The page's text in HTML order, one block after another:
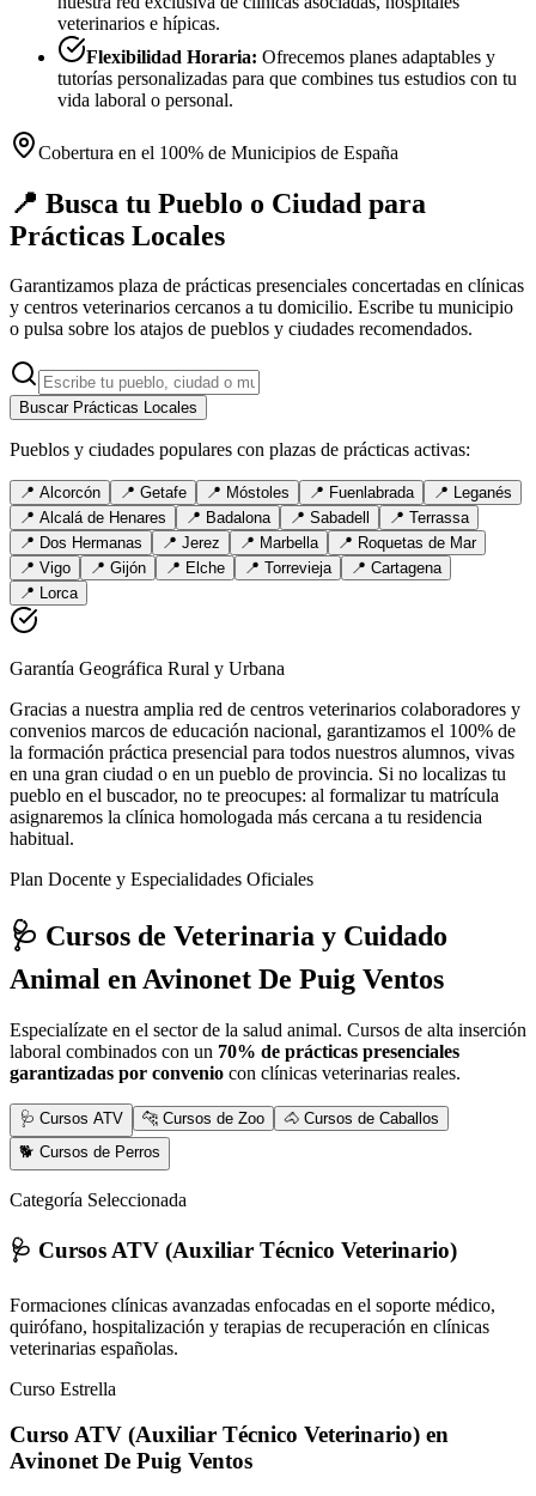
veterinarios e hípicas.
Flexibilidad Horaria: Ofrecemos planes adaptables y
tutorías personalizadas para que combines tus estudios con tu
vida laboral o personal.
Cobertura en el 100% de Municipios de España
📍 Busca tu Pueblo o Ciudad para
Prácticas Locales
Garantizamos plaza de prácticas presenciales concertadas en clínicas
y centros veterinarios cercanos a tu domicilio. Escribe tu municipio
o pulsa sobre los atajos de pueblos y ciudades recomendados.
Buscar Prácticas Locales
Pueblos y ciudades populares con plazas de prácticas activas:
📍 Alcorcón 📍 Getafe 📍 Móstoles 📍 Fuenlabrada 📍 Leganés
📍 Alcalá de Henares 📍 Badalona 📍 Sabadell 📍 Terrassa
📍 Dos Hermanas 📍 Jerez 📍 Marbella 📍 Roquetas de Mar
📍 Vigo 📍 Gijón 📍 Elche 📍 Torrevieja 📍 Cartagena
📍 Lorca
Garantía Geográfica Rural y Urbana
Gracias a nuestra amplia red de centros veterinarios colaboradores y
convenios marcos de educación nacional, garantizamos el 100% de
la formación práctica presencial para todos nuestros alumnos, vivas
en una gran ciudad o en un pueblo de provincia. Si no localizas tu
pueblo en el buscador, no te preocupes: al formalizar tu matrícula
asignaremos la clínica homologada más cercana a tu residencia
habitual.
Plan Docente y Especialidades Oficiales
🩺 Cursos de Veterinaria y Cuidado
Animal en Avinonet De Puig Ventos
Especialízate en el sector de la salud animal. Cursos de alta inserción
laboral combinados con un 70% de prácticas presenciales
garantizadas por convenio con clínicas veterinarias reales.
🩺 Cursos ATV 🐆 Cursos de Zoo
🐴 Cursos de Caballos
🐕 Cursos de Perros
Categoría Seleccionada
🩺 Cursos ATV (Auxiliar Técnico Veterinario)
Formaciones clínicas avanzadas enfocadas en el soporte médico,
quirófano, hospitalización y terapias de recuperación en clínicas
veterinarias españolas.
Curso Estrella
Curso ATV (Auxiliar Técnico Veterinario) en
Avinonet De Puig Ventos